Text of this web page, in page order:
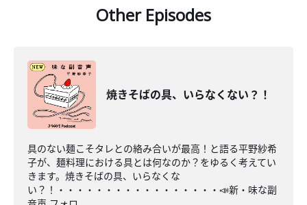
Other Episodes
焼きそばの具、いらなくない？！
具のない麺こそタレとの絡み合いが最高！と語る平野紗希
子が、麺料理における具とは何なのか？をゆるく考えてい
きます。焼きそばの具、いらなくな
い？！・・・・・・・・・・・・・・・・・📣新・味な副